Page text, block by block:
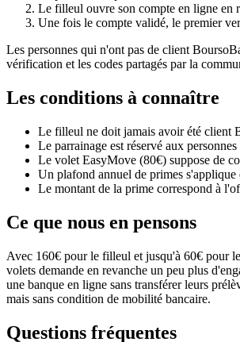
Le filleul ouvre son compte en ligne en
Une fois le compte validé, le premier
Les personnes qui n'ont pas de client
vérification et les codes partagés par la
Les conditions à connaître
Le filleul ne doit jamais avoir été client
Le parrainage est réservé aux
Le volet EasyMove (80€) suppose de
Un plafond annuel de primes
Le montant de la prime correspond à
Ce que nous en pensons
Avec 160€ pour le filleul et jusqu'à 60€ pour
volets demande en revanche un peu plus
une banque en ligne sans transférer leurs
mais sans condition de mobilité bancaire.
Questions fréquentes